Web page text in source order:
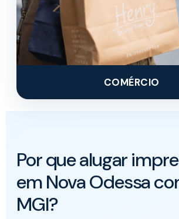
COMÉRCIO
Por que alugar
em Nova Odessa
MGI?